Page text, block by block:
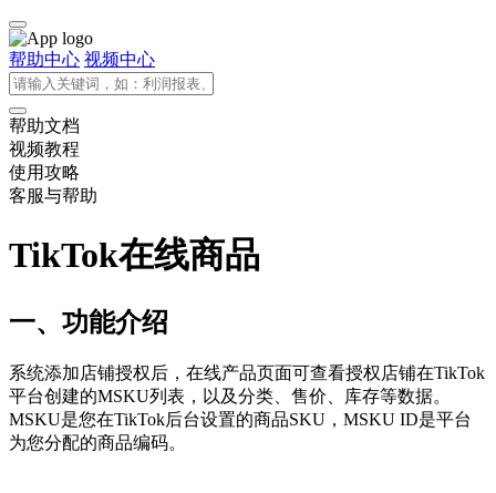
帮助中心 视频中心
帮助文档
视频教程
使用攻略
客服与帮助
TikTok在线商品
一、功能介绍
系统添加店铺授权后，在线产品页面可查看授权店铺在TikTok
平台创建的MSKU列表，以及分类、售价、库存等数据。
MSKU是您在TikTok后台设置的商品SKU，MSKU ID是平台
为您分配的商品编码。